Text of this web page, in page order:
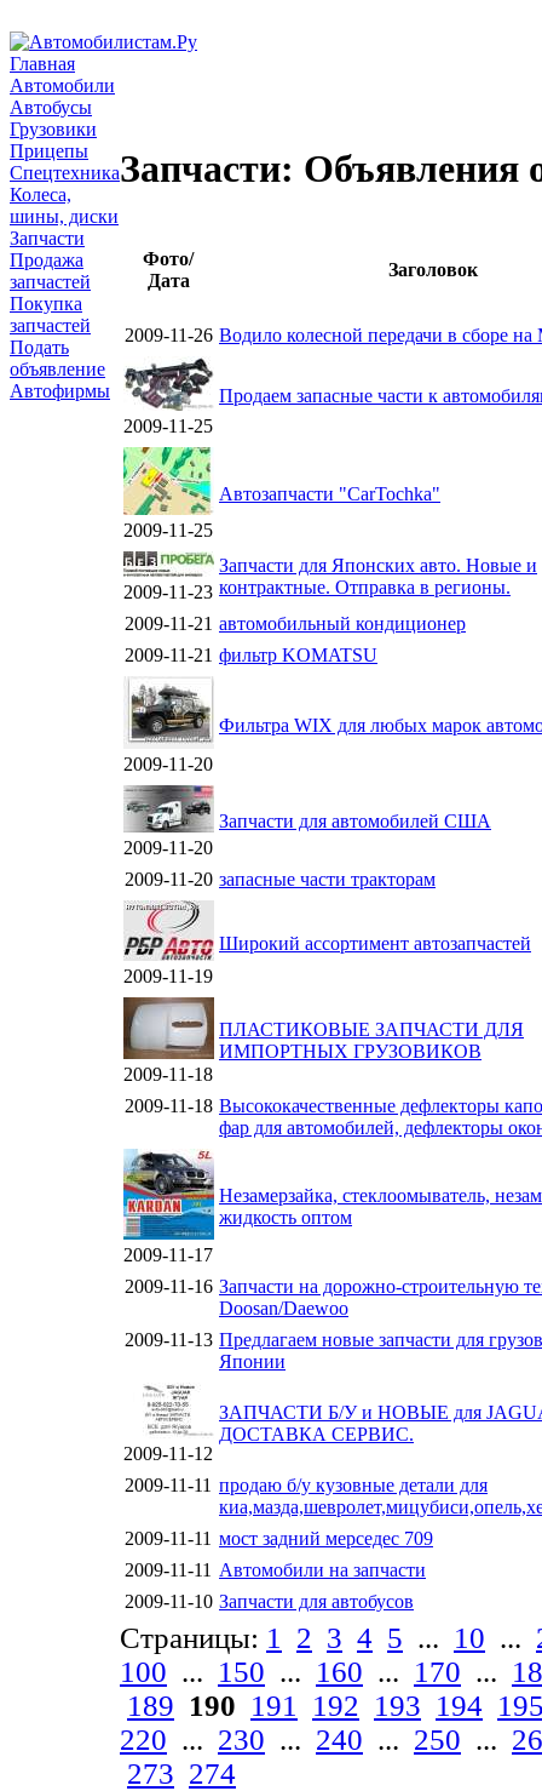
Главная
Автомобили
Автобусы
Грузовики
Прицепы
Спецтехника
Колеса,
шины, диски
Запчасти
Продажа
запчастей
Покупка
запчастей
Подать
объявление
Автофирмы
Запчасти: Объявления
Фото/
Дата
Заголовок
2009-11-26 Водило колесной передачи в сборе
2009-11-25
Продаем запасные части к
2009-11-25
Автозапчасти "CarTochka"
2009-11-23
Запчасти для Японских авто. Новые и
контрактные. Отправка в регионы.
2009-11-21 автомобильный кондиционер
2009-11-21 фильтр KOMATSU
2009-11-20
Фильтра WIX для любых марок
2009-11-20
Запчасти для автомобилей США
2009-11-20 запасные части тракторам
2009-11-19
Широкий ассортимент автозапчастей
2009-11-18
ПЛАСТИКОВЫЕ ЗАПЧАСТИ ДЛЯ
ИМПОРТНЫХ ГРУЗОВИКОВ
2009-11-18 Высококачественные дефлекторы
фар для автомобилей, дефлекторы
2009-11-17
Незамерзайка, стеклоомыватель,
жидкость оптом
2009-11-16 Запчасти на дорожно-строительную
Doosan/Daewoo
2009-11-13 Предлагаем новые запчасти для
Японии
2009-11-12
ЗАПЧАСТИ Б/У и НОВЫЕ для
ДОСТАВКА СЕРВИС.
2009-11-11 продаю б/у кузовные детали для
2009-11-11 мост задний мерседес 709
2009-11-11 Автомобили на запчасти
2009-11-10 Запчасти для автобусов
Страницы: 1 2 3 4 5 ... 10 ...
100 ... 150 ... 160 ... 170 ...
189 190 191 192 193 194
220 ... 230 ... 240 ... 250 ...
273 274